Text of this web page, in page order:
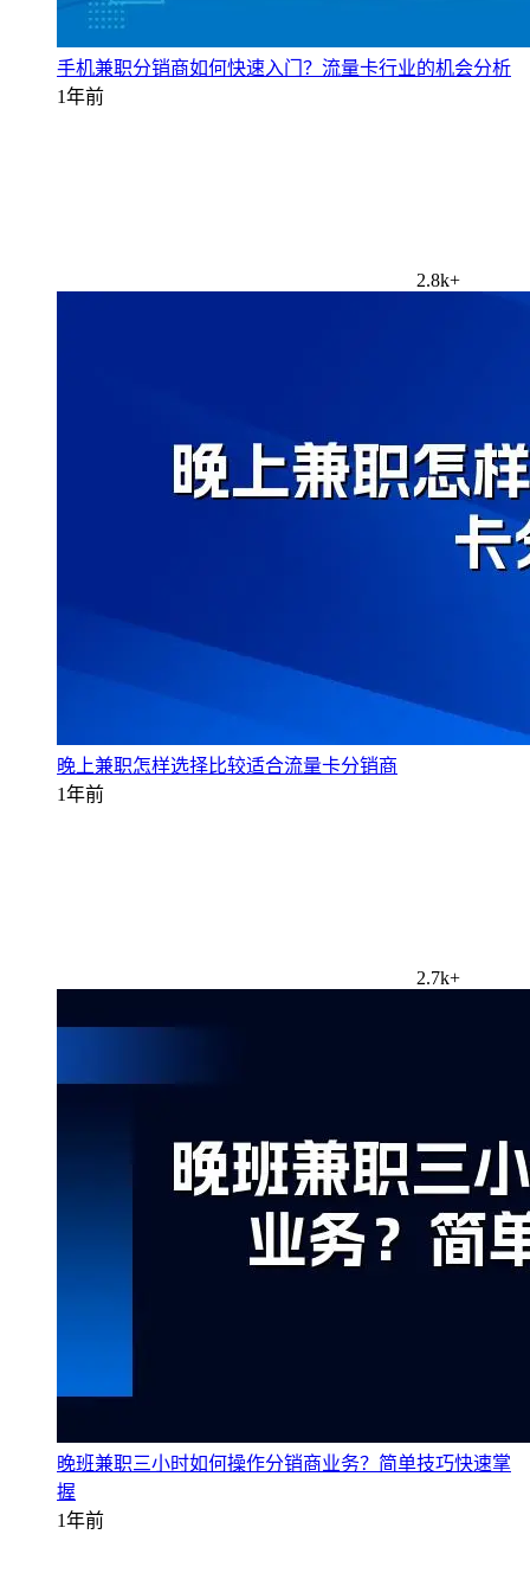
手机兼职分销商如何快速入门？流量卡行业的机会分析
1年前
2.8k+
晚上兼职怎样选择比较适合流量卡分销商
1年前
2.7k+
晚班兼职三小时如何操作分销商业务？简单技巧快速掌
握
1年前